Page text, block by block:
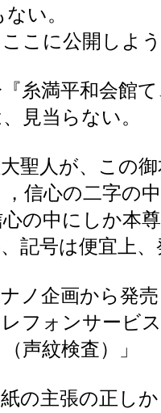
い。
こに公開しよ
『糸満平和会館
見当らない。
聖人が、この
信心の二字の
の中にしか本
記号は便宜上
ノ企画から発
フォンサービ
声紋検査）」
の主張の正し